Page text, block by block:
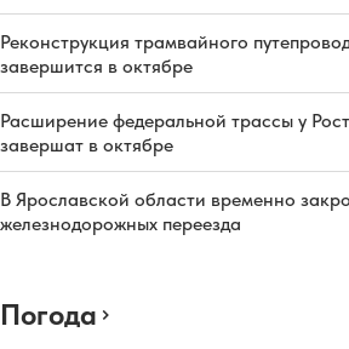
Реконструкция трамвайного
завершится в октябре
Расширение федеральной трассы у
завершат в октябре
В Ярославской области временно
железнодорожных переезда
Погода